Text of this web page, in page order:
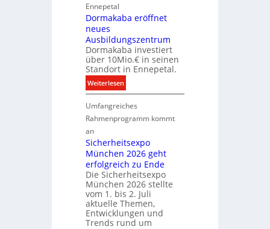
k
p
r
t
n
e
r
b
e
i
D
T
T
e
c
h
n
o
i
a
l
e
B
r
a
n
d
r
ü
h
e
s
t
e
r
Ennepetal
Dormakaba eröffnet
neues
Ausbildungszentrum
Dormakaba investiert
über 10Mio.€ in seinen
Standort in Ennepetal.
Weiterlesen:
D
o
r
a
k
a
b
a
e
r
ö
Umfangreiches
Rahmenprogramm kommt
an
Sicherheitsexpo
München 2026 geht
erfolgreich zu Ende
Die Sicherheitsexpo
München 2026 stellte
vom 1. bis 2. Juli
aktuelle Themen,
Entwicklungen und
Trends rund um